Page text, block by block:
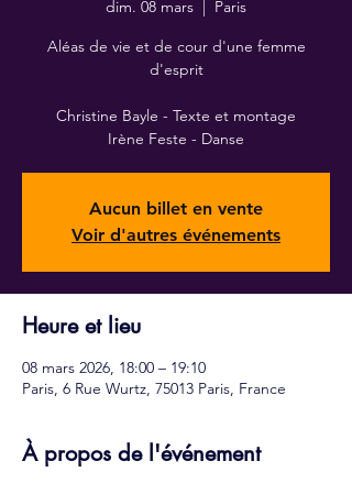
dim. 08 mars
  |
Paris
Aléas de vie et de cour d'une femme
d'esprit
Christine Bayle - Texte et montage
Aucun billet en vente
Voir d'autres événements
Heure et lieu
08 mars 2026, 18:00 – 19:10
Paris, 6 Rue Wurtz, 75013 Paris, France
À propos de l'événement